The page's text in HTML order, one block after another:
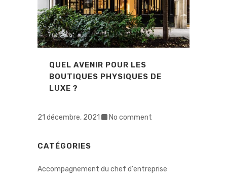
QUEL AVENIR POUR LES
BOUTIQUES PHYSIQUES DE
LUXE ?
21 décembre, 2021 No comment
CATÉGORIES
Accompagnement du chef d'entreprise